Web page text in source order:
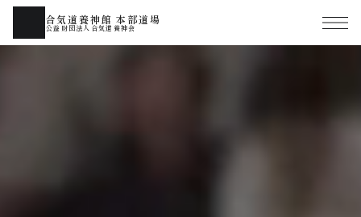
合気道養神館 本部道場
公益財団法人合気道養神会